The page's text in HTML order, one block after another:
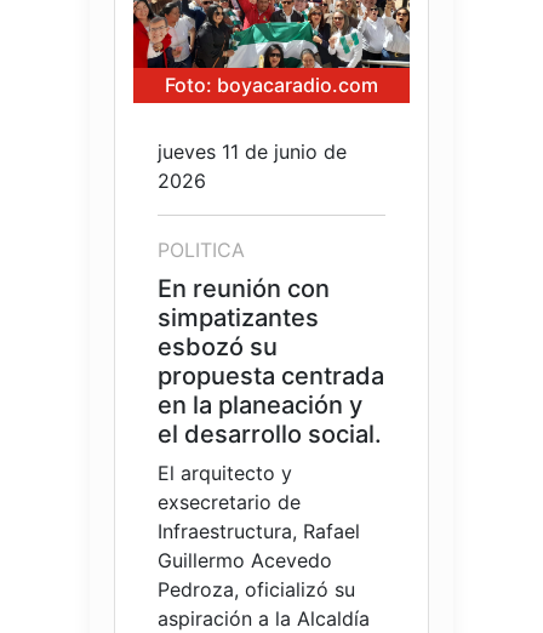
Foto: boyacaradio.com
jueves 11 de junio de
2026
POLITICA
En reunión con
simpatizantes
esbozó su
propuesta centrada
en la planeación y
el desarrollo social.
El arquitecto y
exsecretario de
Infraestructura, Rafael
Guillermo Acevedo
Pedroza, oficializó su
aspiración a la Alcaldía